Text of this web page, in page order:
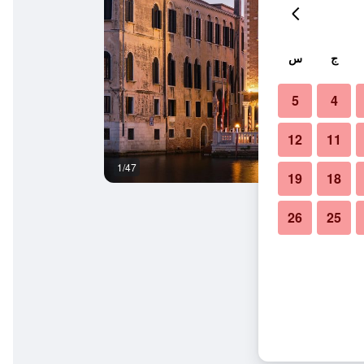
1/47
ج س
4
5
11
12
18
19
25
26